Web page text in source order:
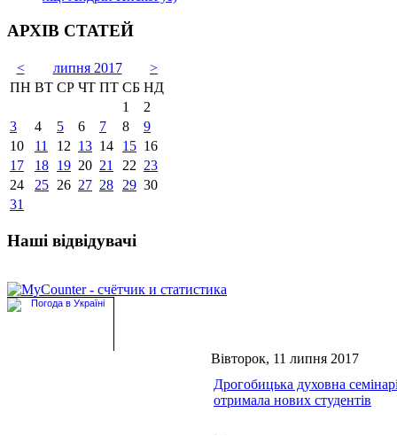
АРХІВ СТАТЕЙ
< липня 2017
>
ПН ВТ СР ЧТ ПТ СБ НД
1
2
3
4 5 6 7 8
9
10
11 12 13 14 15 16
17
18 19 20 21 22 23
24
25 26 27 28 29 30
31
Наші відвідувачі
Вівторок, 11 липня 2017
Дрогобицька духовна
отримала нових студентів